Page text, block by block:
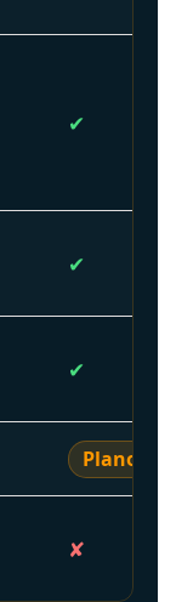
✔
✔
✔
Plano
✘